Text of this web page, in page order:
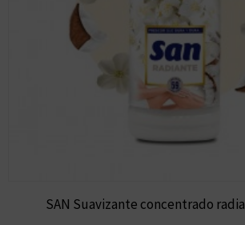
SAN Suavizante concentrado